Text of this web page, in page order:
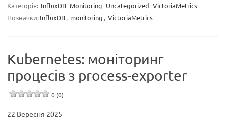
Категорія: InfluxDB Monitoring Uncategorized VictoriaMetrics
Позначки:InfluxDB, monitoring , VictoriaMetrics
Kubernetes: моніторинг
процесів з process-exporter
0 (0)
22 Вересня 2025